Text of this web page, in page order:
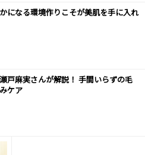
になる環境作りこそが美肌を手に入れ
戸麻実さんが解説！ 手間いらずの毛
ケア